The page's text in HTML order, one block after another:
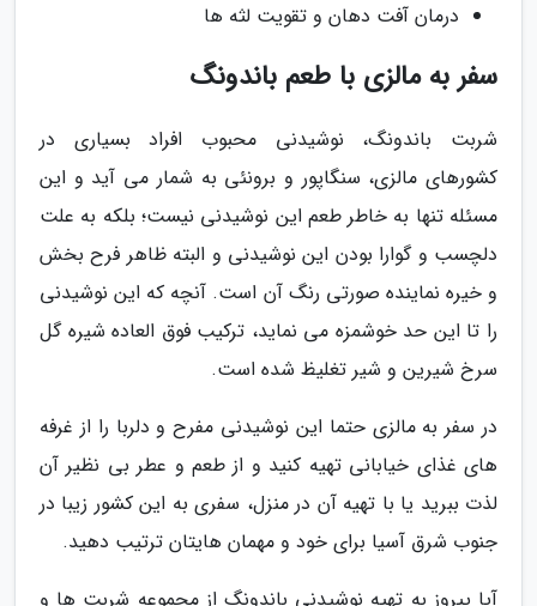
درمان آفت دهان و تقویت لثه ها
سفر به مالزی با طعم باندونگ
شربت باندونگ، نوشیدنی محبوب افراد بسیاری در
کشورهای مالزی، سنگاپور و برونئی به شمار می آید و این
مسئله تنها به خاطر طعم این نوشیدنی نیست؛ بلکه به علت
دلچسب و گوارا بودن این نوشیدنی و البته ظاهر فرح بخش
و خیره نماینده صورتی رنگ آن است. آنچه که این نوشیدنی
را تا این حد خوشمزه می نماید، ترکیب فوق العاده شیره گل
سرخ شیرین و شیر تغلیظ شده است.
در سفر به مالزی حتما این نوشیدنی مفرح و دلربا را از غرفه
های غذای خیابانی تهیه کنید و از طعم و عطر بی نظیر آن
لذت ببرید یا با تهیه آن در منزل، سفری به این کشور زیبا در
جنوب شرق آسیا برای خود و مهمان هایتان ترتیب دهید.
آیا پیروز به تهیه نوشیدنی باندونگ از مجموعه شربت ها و